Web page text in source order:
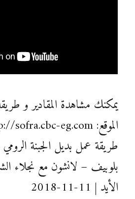
يمكنك مشاهدة المقادير و
الموقع: http://sofra.cbc-eg.com
طريقة عمل بديل الجبنة
بلوبيف – لانشون مع نجلاء
الأيد | 11-11-2018